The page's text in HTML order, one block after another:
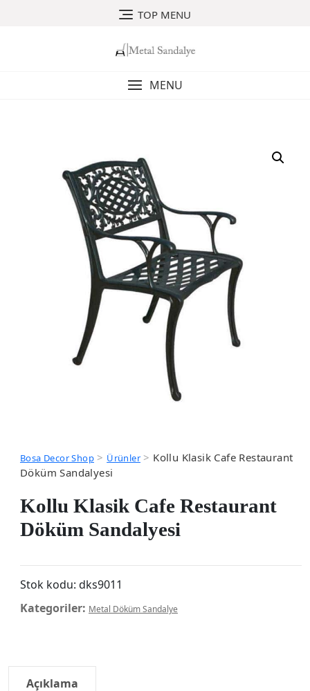
TOP MENU
MENU
Bosa Decor Shop> Ürünler> Kollu Klasik Cafe Restaurant
Döküm Sandalyesi
Kollu Klasik Cafe Restaurant
Döküm Sandalyesi
Stok kodu: dks9011
Kategoriler: Metal Döküm Sandalye
Açıklama